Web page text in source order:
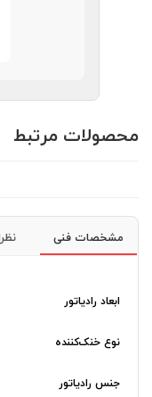
محصولات مرتبط
مشخصات فنی
ابعاد رادیاتور
نوع خنک‌کننده
جنس رادیاتور